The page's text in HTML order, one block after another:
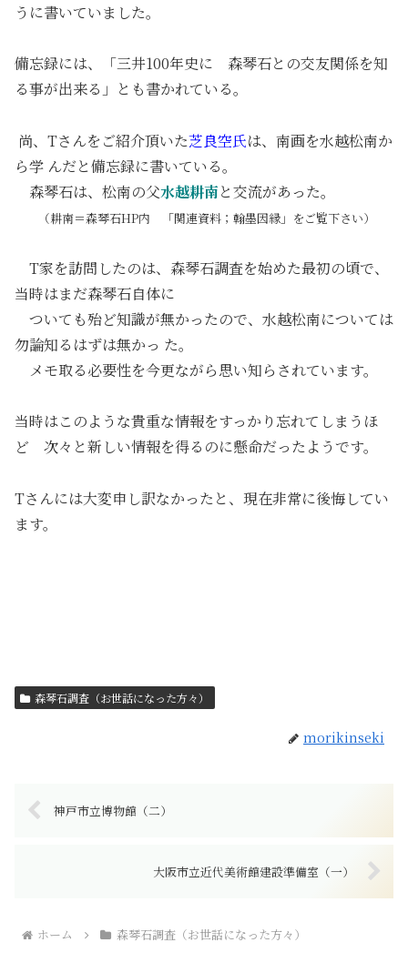
うに書いていました。
備忘録には、「三井100年史に 森琴石との交友関係を知
る事が出来る」とも書かれている。
尚、Tさんをご紹介頂いた芝良空氏は、南画を水越松南か
ら学 んだと備忘録に書いている。
森琴石は、松南の父水越耕南と交流があった。
（耕南＝森琴石HP内 「関連資料；翰墨因縁」をご覧下さい）
T家を訪問したのは、森琴石調査を始めた最初の頃で、
当時はまだ森琴石自体に
ついても殆ど知識が無かったので、水越松南については
勿論知るはずは無かっ た。
メモ取る必要性を今更ながら思い知らされています。
当時はこのような貴重な情報をすっかり忘れてしまうほ
ど 次々と新しい情報を得るのに懸命だったようです。
Tさんには大変申し訳なかったと、現在非常に後悔してい
ます。
森琴石調査（お世話になった方々）
morikinseki
神戸市立博物館（二）
大阪市立近代美術館建設準備室（一）
ホーム 森琴石調査（お世話になった方々）